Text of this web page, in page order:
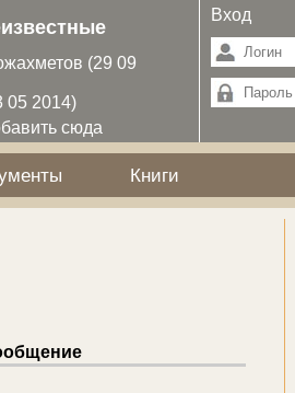
(29 09
05 2014)
сюда
Вход
Книги